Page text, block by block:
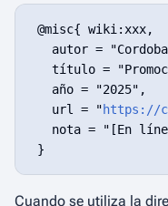
@misc{ wiki:xxx,
autor =
título =
   año = "2025",
   url = "
https://
nota = "[En
Cuando se utiliza la